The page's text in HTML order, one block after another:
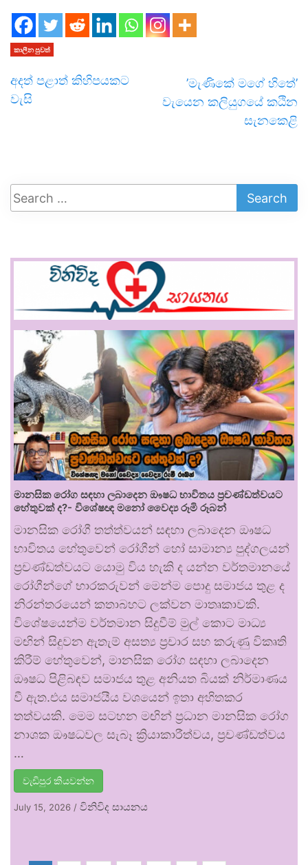
කාලීන පුවත්
අදත් පළාත් කිහිපයකට
වැසි
’මැණිකේ මගේ හිතේ’
වැයෙන කලියුගයේ කඨින
සැනකෙළි
මානසික රෝග සඳහා ලබාදෙන ඖෂධ භාවිතය ප්‍රචණ්ඩත්වයට
හේතුවක් ද?- විශේෂඥ මනෝ වෛද්‍ය රූමි රූබන්
මානසික රෝගී තත්ත්වයන් සඳහා ලබාදෙන ඖෂධ
භාවිතය හේතුවෙන් රෝගීන් හෝ සාමාන්‍ය පුද්ගලයන්
ප්‍රචණ්ඩත්වයට යොමු විය හැකි ද යන්න වර්තමානයේ
රෝගීන්ගේ භාරකරුවන් මෙන්ම පොදු සමාජය තුළ ද
නිරන්තරයෙන් කතාබහට ලක්වන මාතෘකාවකි.
විශේෂයෙන්ම වර්තමාන සිදුවීම් මුල් කොට මාධ්‍ය
මඟින් සිදුවන ඇතැම් අසත්‍ය ප්‍රචාර සහ කරුණු විකෘති
කිරීම් හේතුවෙන්, මානසික රෝග සඳහා ලබාදෙන
ඖෂධ පිළිබඳව සමාජය තුළ අනියත බියක් නිර්මාණය
වී ඇත.එය සමාජයීය වශයෙන් ඉතා අහිතකර
තත්වයකි. මෙම සටහන මඟින් ප්‍රධාන මානසික රෝග
නාශක ඖෂධවල සැබෑ ක්‍රියාකාරීත්වය, ප්‍රචණ්ඩත්වය
…
වැඩිපුර කියවන්න
July 15, 2026 / විනිවිද සායනය